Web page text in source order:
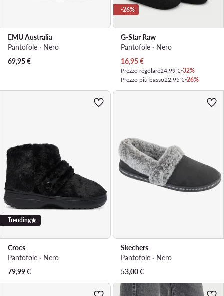
EMU Australia
Pantofole · Nero
69,95€
-26%
G-Star Raw
Pantofole · Nero
Prezzo attuale
16,95€
Prezzo regolare24,99 €-32%
Prezzo più basso22,95 €-26%
Trending
Crocs
Pantofole · Nero
79,99€
Skechers
Pantofole · Nero
53,00€